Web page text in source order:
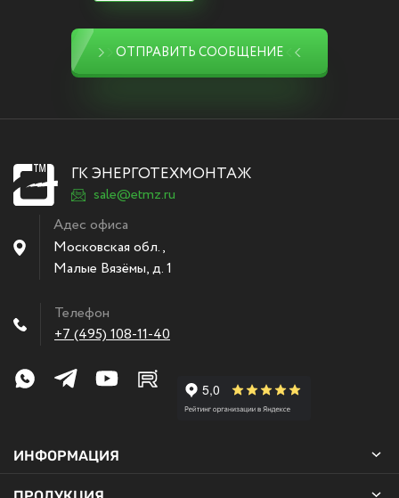
ОТПРАВИТЬ СООБЩЕНИЕ
ГК ЭНЕРГОТЕХМОНТАЖ
sale@etmz.ru
Адес офиса
Московская обл.,
Малые Вязёмы,д. 1
Телефон
+7 (495) 108-11-40
ИНФОРМАЦИЯ